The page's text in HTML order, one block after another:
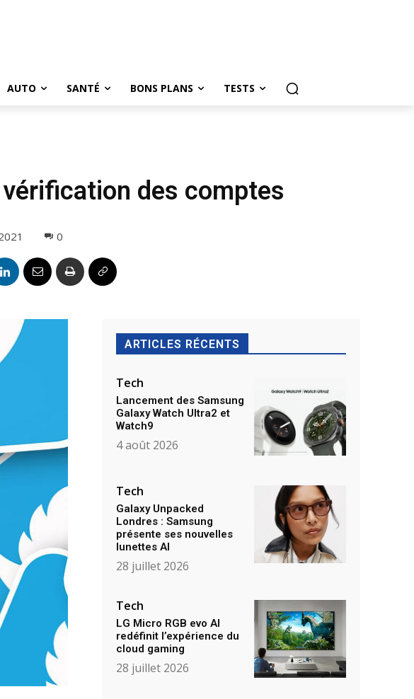
AUTO SANTÉ BONS PLANS TESTS
des comptes
0
ARTICLES RÉCENTS
Tech
Lancement des Samsung
Galaxy Watch Ultra2 et
Watch9
4 août 2026
Tech
Galaxy Unpacked
Londres : Samsung
présente ses nouvelles
lunettes AI
28 juillet 2026
Tech
LG Micro RGB evo AI
redéfinit l’expérience du
cloud gaming
28 juillet 2026